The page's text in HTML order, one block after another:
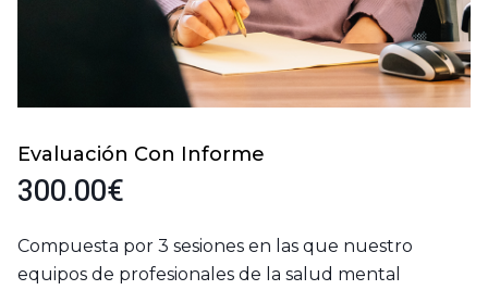
Evaluación Con Informe
300.00€
Compuesta por 3 sesiones en las que nuestro
equipos de profesionales de la salud mental